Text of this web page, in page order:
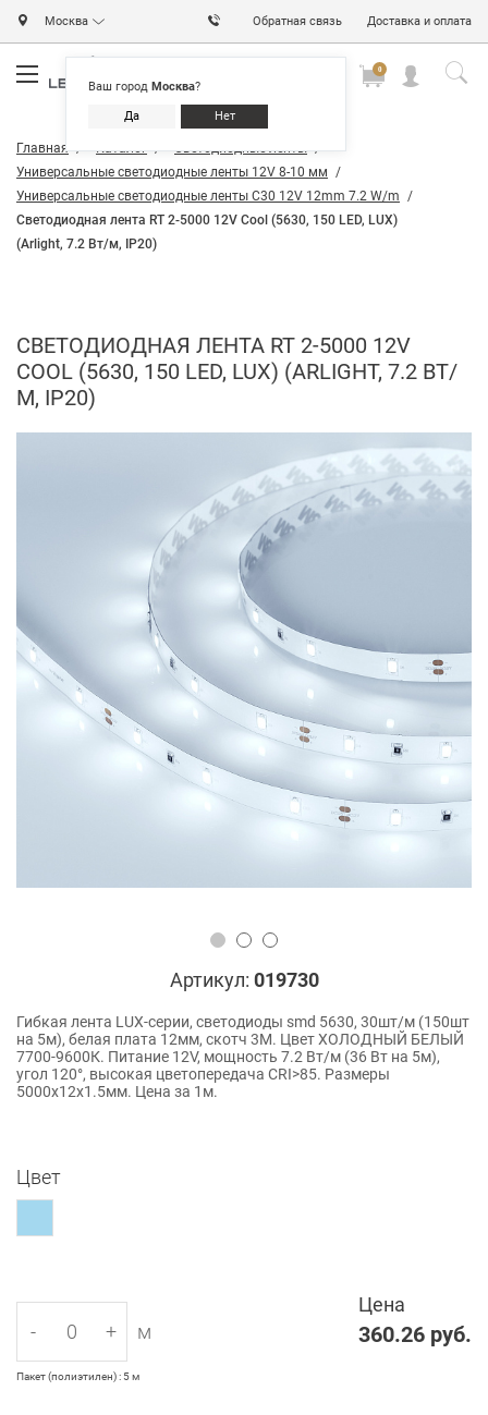
Москва
Ваш город Москва?
Да Нет
Обратная связь Доставка и оплата
0
Главная Каталог
Светодиодные ленты
Универсальные светодиодные ленты 12V 8-10 мм
Универсальные светодиодные ленты C30 12V 12mm 7.2 W/m
Светодиодная лента RT 2-5000 12V Cool (5630, 150 LED, LUX)
(Arlight, 7.2 Вт/м, IP20)
СВЕТОДИОДНАЯ ЛЕНТА RT 2-5000 12V
COOL (5630, 150 LED, LUX) (ARLIGHT, 7.2 ВТ/
М, IP20)
Артикул: 019730
Гибкая лента LUX-серии, светодиоды smd 5630, 30шт/м (150шт
на 5м), белая плата 12мм, скотч 3М. Цвет ХОЛОДНЫЙ БЕЛЫЙ
7700-9600К. Питание 12V, мощность 7.2 Вт/м (36 Вт на 5м),
угол 120°, высокая цветопередача CRI>85. Размеры
5000х12х1.5мм. Цена за 1м.
Цвет
Цена
360.26 руб.
- + м
Пакет (полиэтилен) : 5 м